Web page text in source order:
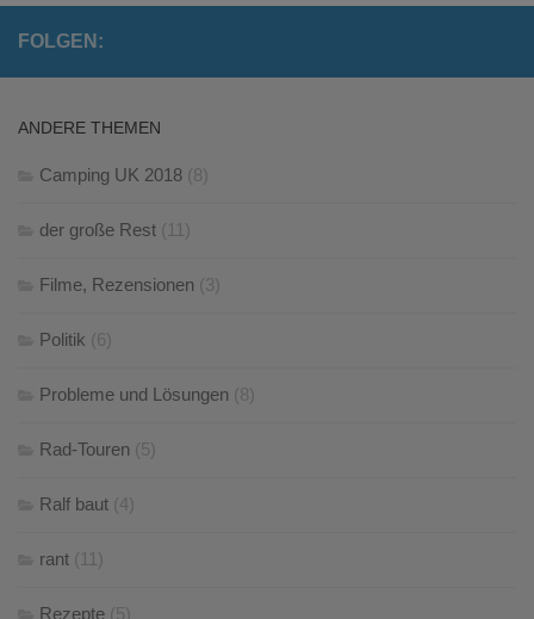
FOLGEN:
ANDERE THEMEN
Camping UK 2018 (8)
der große Rest (11)
Filme, Rezensionen (3)
Politik (6)
Probleme und Lösungen (8)
Rad-Touren (5)
Ralf baut (4)
rant (11)
Rezepte (5)